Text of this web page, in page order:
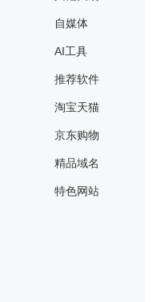
自媒体
AI工具
推荐软件
淘宝天猫
京东购物
精品域名
特色网站